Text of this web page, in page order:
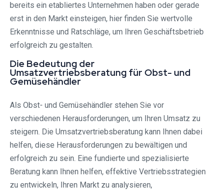
bereits ein etabliertes Unternehmen haben oder gerade
erst in den Markt einsteigen, hier finden Sie wertvolle
Erkenntnisse und Ratschläge, um Ihren Geschäftsbetrieb
erfolgreich zu gestalten.
Die Bedeutung der
Umsatzvertriebsberatung für Obst- und
Gemüsehändler
Als Obst- und Gemüsehändler stehen Sie vor
verschiedenen Herausforderungen, um Ihren Umsatz zu
steigern. Die Umsatzvertriebsberatung kann Ihnen dabei
helfen, diese Herausforderungen zu bewältigen und
erfolgreich zu sein. Eine fundierte und spezialisierte
Beratung kann Ihnen helfen, effektive Vertriebsstrategien
zu entwickeln, Ihren Markt zu analysieren,